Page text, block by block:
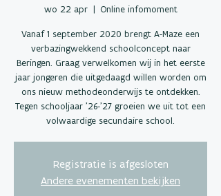
wo 22 apr
  |
Online infomoment
Vanaf 1 september 2020 brengt A-Maze een
verbazingwekkend schoolconcept naar
Beringen. Graag verwelkomen wij in het eerste
jaar jongeren die uitgedaagd willen worden om
ons nieuw methodeonderwijs te ontdekken.
Tegen schooljaar ’26-’27 groeien we uit tot een
volwaardige secundaire school.
Registratie is afgesloten
Andere evenementen bekijken